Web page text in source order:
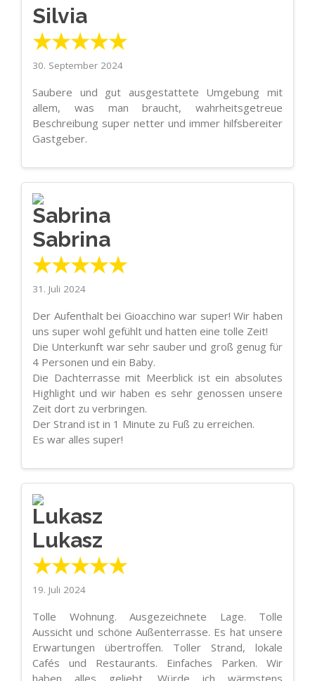
Silvia
★★★★★
30. September 2024
Saubere und gut ausgestattete Umgebung mit
allem, was man braucht, wahrheitsgetreue
Beschreibung super netter und immer hilfsbereiter
Gastgeber.
Sabrina
★★★★★
31. Juli 2024
Der Aufenthalt bei Gioacchino war super! Wir haben
uns super wohl gefühlt und hatten eine tolle Zeit!
Die Unterkunft war sehr sauber und groß genug für
4 Personen und ein Baby.
Die Dachterrasse mit Meerblick ist ein absolutes
Highlight und wir haben es sehr genossen unsere
Zeit dort zu verbringen.
Der Strand ist in 1 Minute zu Fuß zu erreichen.
Es war alles super!
Lukasz
★★★★★
19. Juli 2024
Tolle Wohnung. Ausgezeichnete Lage. Tolle
Aussicht und schöne Außenterrasse. Es hat unsere
Erwartungen übertroffen. Toller Strand, lokale
Cafés und Restaurants. Einfaches Parken. Wir
haben alles geliebt. Würde ich wärmstens